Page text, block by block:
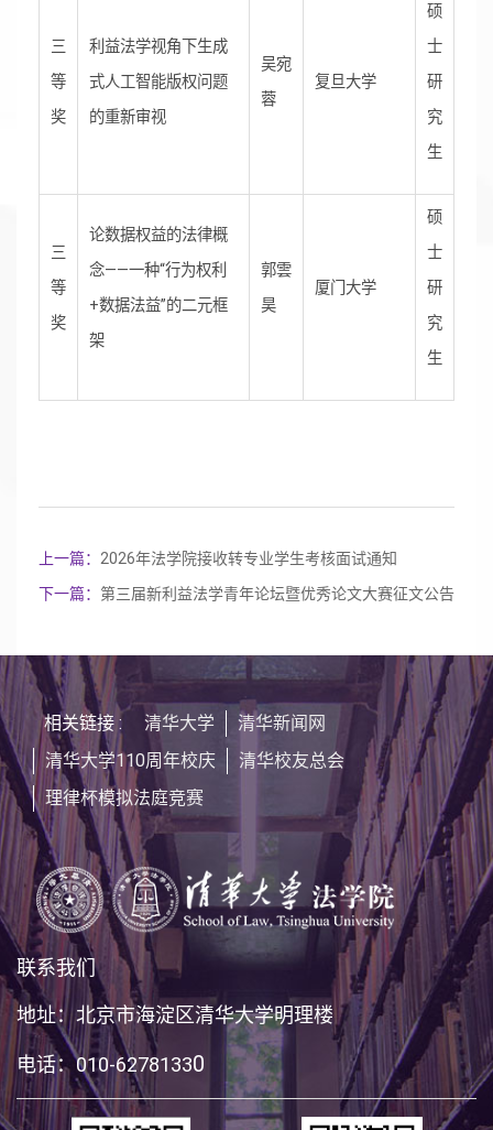
三
等
奖
利益法学视角下生成
式人工智能版权问题
的重新审视
吴宛
蓉
复旦大学
硕
士
研
究
生
三
等
奖
论数据权益的法律概
念——一种“行为权利
+数据法益”的二元框
架
郭雲
昊
厦门大学
硕
士
研
究
生
上一篇： 2026年法学院接收转专业学生考核面试通知
下一篇： 第三届新利益法学青年论坛暨优秀论文大赛征文公告
相关链接 : 清华大学
清华新闻网
清华大学110周年校庆
清华校友总会
理律杯模拟法庭竞赛
联系我们
地址：北京市海淀区清华大学明理楼
电话：010-62781330